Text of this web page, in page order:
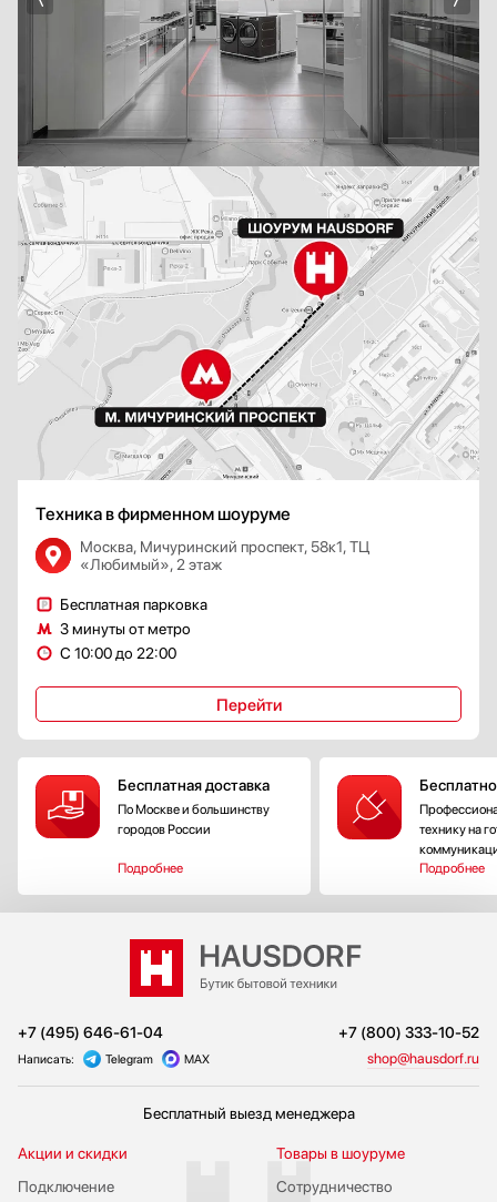
Техника в фирменном шоуруме
Москва, Мичуринский проспект, 58к1, ТЦ
«Любимый», 2 этаж
Бесплатная парковка
3 минуты от метро
С 10:00 до 22:00
Перейти
Бесплатная доставка
По Москве и большинству
городов России
Подробнее
технику на
Подробнее
+7 (495) 646-61-04 +7 (800) 333-10-52
Написать: Telegram MAX shop@hausdorf.ru
Бесплатный выезд менеджера
Акции и скидки
Подключение
Сотрудничество
Товары в шоуруме